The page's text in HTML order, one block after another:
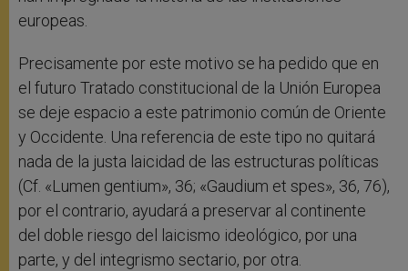
europeas.
Precisamente por este motivo se ha pedido que en
el futuro Tratado constitucional de la Unión Europea
se deje espacio a este patrimonio común de Oriente
y Occidente. Una referencia de este tipo no quitará
nada de la justa laicidad de las estructuras políticas
(Cf. «Lumen gentium», 36; «Gaudium et spes», 36, 76),
por el contrario, ayudará a preservar al continente
del doble riesgo del laicismo ideológico, por una
parte, y del integrismo sectario, por otra.